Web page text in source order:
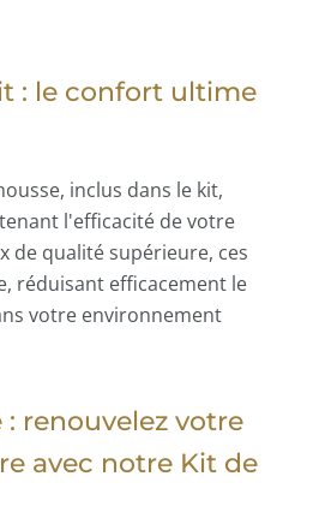
: le confort ultime
inclus dans le kit,
l'efficacité de votre
de qualité supérieure, ces
réduisant efficacement le
votre environnement
renouvelez votre
avec notre Kit de